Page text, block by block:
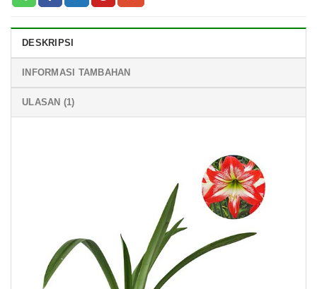
DESKRIPSI
INFORMASI TAMBAHAN
ULASAN (1)